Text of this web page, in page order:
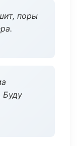
поры
Буду